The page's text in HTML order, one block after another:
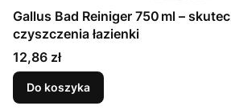
Gallus Bad Reiniger 750 ml –
czyszczenia łazienki
Cena
12,86 zł
Do koszyka